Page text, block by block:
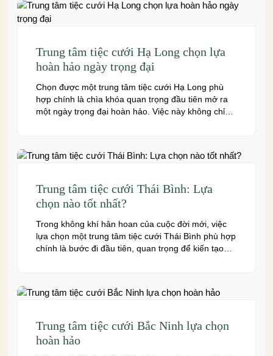
Trung tâm tiệc cưới Hạ Long chọn lựa
hoàn hảo ngày trọng đại
Chọn được một trung tâm tiệc cưới Hạ Long phù
hợp chính là chìa khóa quan trọng đầu tiên mở ra
một ngày trọng đại hoàn hảo. Việc này không chỉ
Trung tâm tiệc cưới Thái Bình: Lựa
chọn nào tốt nhất?
Trong không khí hân hoan của cuộc đời mới, việc
lựa chọn một trung tâm tiệc cưới Thái Bình phù hợp
chính là bước đi đầu tiên, quan trọng để kiến tạo
Trung tâm tiệc cưới Bắc Ninh lựa chọn
hoàn hảo